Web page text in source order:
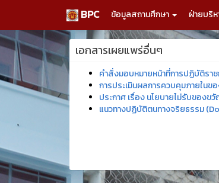
BPC ข้อมูลสถานศึกษา ฝ่ายบริ
เอกสารเผยแพร่อื่นๆ
คำสั่งมอบหมายหน้าที่การปฏิบัติราช
การประเมินผลการควบคุมภายในข
ประกาศ เรื่อง นโยบายไม่รับของ
แนวทางปฏิบัติตนทางจริยธรรม